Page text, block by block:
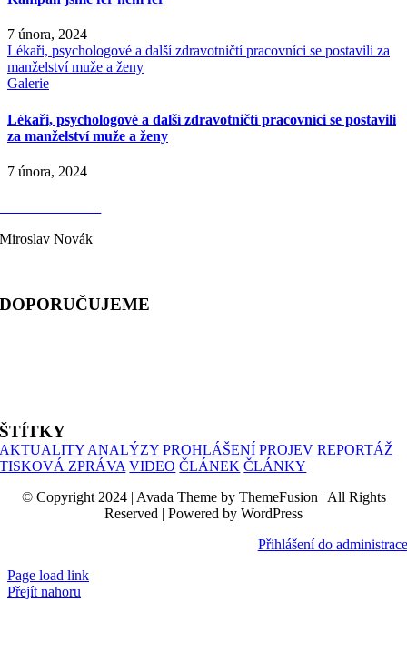
7 února, 2024
Lékaři, psychologové a další zdravotničtí pracovníci se postavili za
manželství muže a ženy
Galerie
Lékaři, psychologové a další zdravotničtí pracovníci se postavili
za manželství muže a ženy
7 února, 2024
Miroslav Novák
DOPORUČUJEME
ŠTÍTKY
AKTUALITY ANALÝZY PROHLÁŠENÍ PROJEV REPORTÁŽ
TISKOVÁ ZPRÁVA VIDEO ČLÁNEK ČLÁNKY
© Copyright 2024 | Avada Theme by ThemeFusion | All Rights
Reserved | Powered by WordPress
Přihlášení do administrace
Page load link
Přejít nahoru